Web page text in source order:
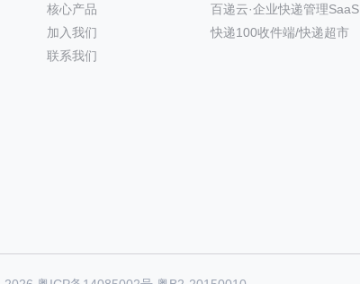
核心产品
加入我们
联系我们
百递云·企业快递管理SaaS
快递100收件端/快递超市